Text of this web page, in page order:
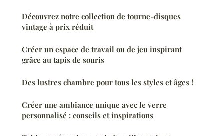
Découvrez notre collection de tourne-disques
vintage à prix réduit
Créer un espace de travail ou de jeu inspirant
grâce au tapis de souris
Des lustres chambre pour tous les styles et âges !
Créer une ambiance unique avec le verre
personnalisé : conseils et inspirations